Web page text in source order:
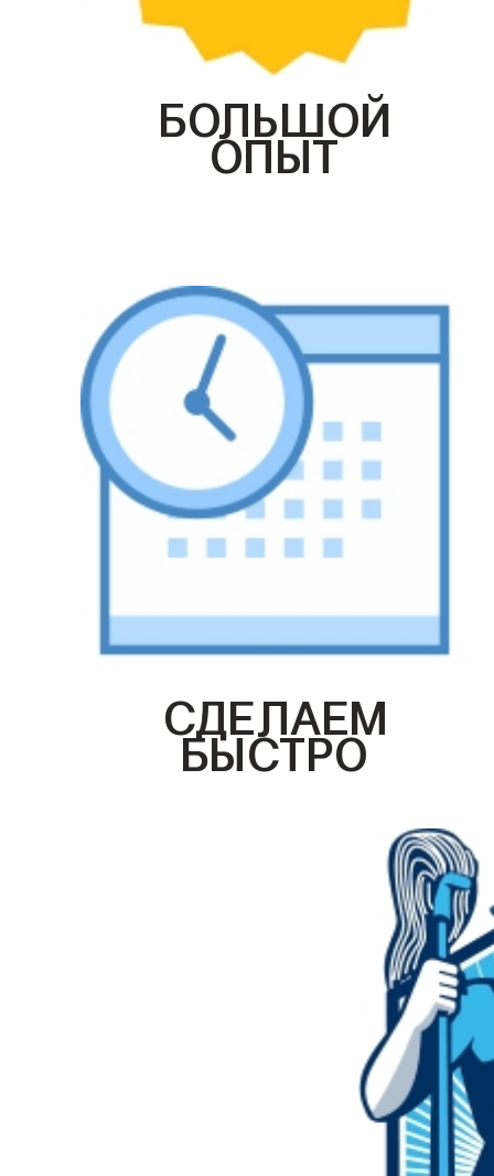
БОЛЬШОЙ
ОПЫТ
СДЕЛАЕМ
БЫСТРО